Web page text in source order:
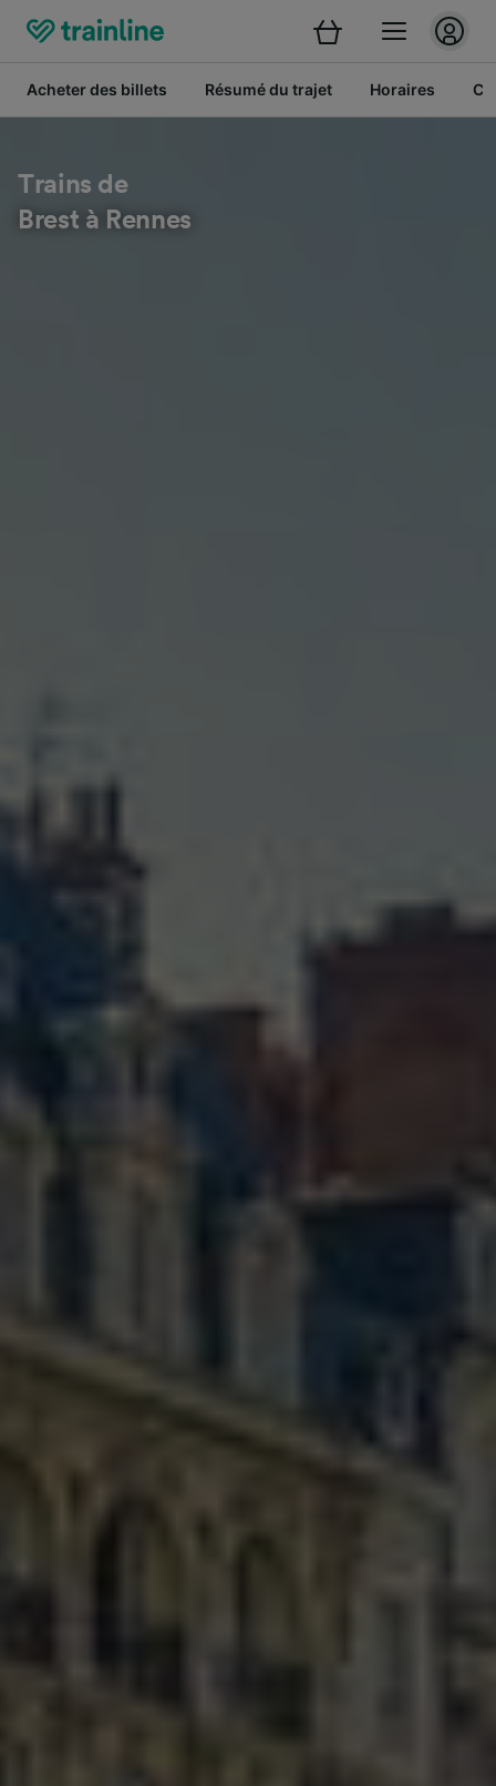
Acheter des billets Résumé du trajet Horaires
Trains de
Brest à Rennes